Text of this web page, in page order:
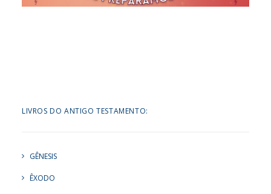
LIVROS DO ANTIGO TESTAMENTO:
GÊNESIS
ÊXODO